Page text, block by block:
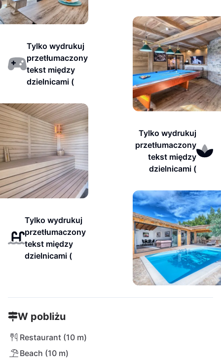
Tylko wydrukuj
przetłumaczony
tekst między
dzielnicami (
Tylko wydrukuj
przetłumaczony
tekst między
dzielnicami (
Tylko wydrukuj
przetłumaczony
tekst między
dzielnicami (
W pobliżu
Restaurant (10 m)
Beach (10 m)